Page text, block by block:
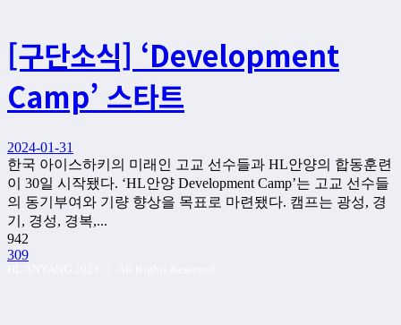
[구단소식] ‘Development
Camp’ 스타트
2024-01-31
한국 아이스하키의 미래인 고교 선수들과 HL안양의 합동훈련
이 30일 시작됐다. ‘HL안양 Development Camp’는 고교 선수들
의 동기부여와 기량 향상을 목표로 마련됐다. 캠프는 광성, 경
기, 경성, 경복,...
942
309